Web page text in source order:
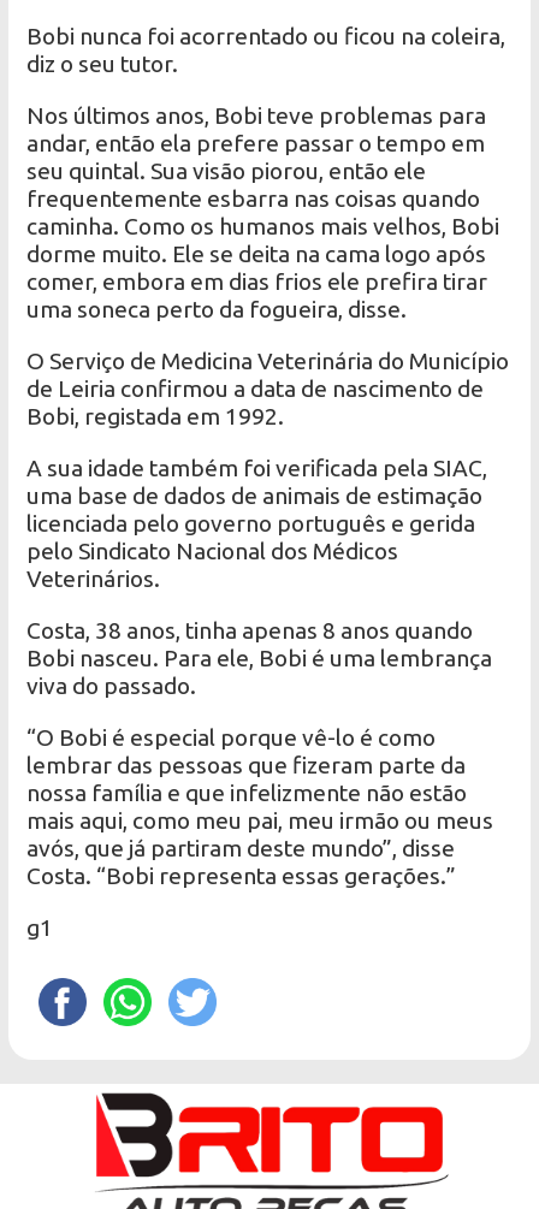
Bobi nunca foi acorrentado ou ficou na coleira,
diz o seu tutor.
Nos últimos anos, Bobi teve problemas para
andar, então ela prefere passar o tempo em
seu quintal. Sua visão piorou, então ele
frequentemente esbarra nas coisas quando
caminha. Como os humanos mais velhos, Bobi
dorme muito. Ele se deita na cama logo após
comer, embora em dias frios ele prefira tirar
uma soneca perto da fogueira, disse.
O Serviço de Medicina Veterinária do Município
de Leiria confirmou a data de nascimento de
Bobi, registada em 1992.
A sua idade também foi verificada pela SIAC,
uma base de dados de animais de estimação
licenciada pelo governo português e gerida
pelo Sindicato Nacional dos Médicos
Veterinários.
Costa, 38 anos, tinha apenas 8 anos quando
Bobi nasceu. Para ele, Bobi é uma lembrança
viva do passado.
“O Bobi é especial porque vê-lo é como
lembrar das pessoas que fizeram parte da
nossa família e que infelizmente não estão
mais aqui, como meu pai, meu irmão ou meus
avós, que já partiram deste mundo”, disse
Costa. “Bobi representa essas gerações.”
g1